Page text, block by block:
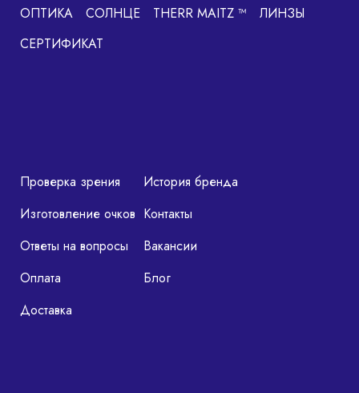
ОПТИКА СОЛНЦЕ THERR MAITZ ™
ЛИНЗЫ
СЕРТИФИКАТ
Проверка зрения
Изготовление очков
Ответы на вопросы
Оплата
Доставка
История бренда
Контакты
Вакансии
Блог